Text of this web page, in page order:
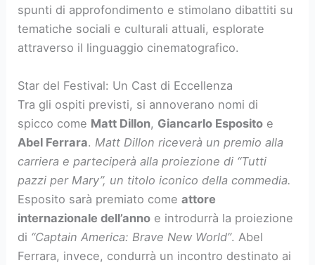
spunti di approfondimento e stimolano dibattiti su
tematiche sociali e culturali attuali, esplorate
attraverso il linguaggio cinematografico.
Star del Festival: Un Cast di Eccellenza
Tra gli ospiti previsti, si annoverano nomi di
spicco come Matt Dillon, Giancarlo Esposito e
Abel Ferrara. Matt Dillon riceverà un premio alla
carriera e parteciperà alla proiezione di “Tutti
pazzi per Mary”, un titolo iconico della commedia.
Esposito sarà premiato comeattore
internazionale dell’anno e introdurrà la proiezione
di “Captain America: Brave New World”. Abel
Ferrara, invece, condurrà un incontro destinato ai